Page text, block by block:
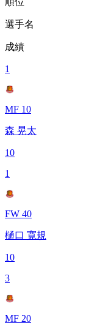
選手名
成績
1
MF 10
森 晃太
10
1
FW 40
樋口 寛規
10
3
MF 20